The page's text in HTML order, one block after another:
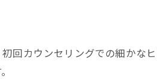
方針
の現状
制度
回カウンセリングでの細かな